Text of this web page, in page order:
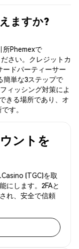
ますか?
所Phemexで
さい。クレジットカ
ドパーティーサー
簡単な3ステップで
ィッシング対策によ
きる場所であり、オ
す。
ントを
(TGC)を取
にします。2FAと
れ、安全で信頼